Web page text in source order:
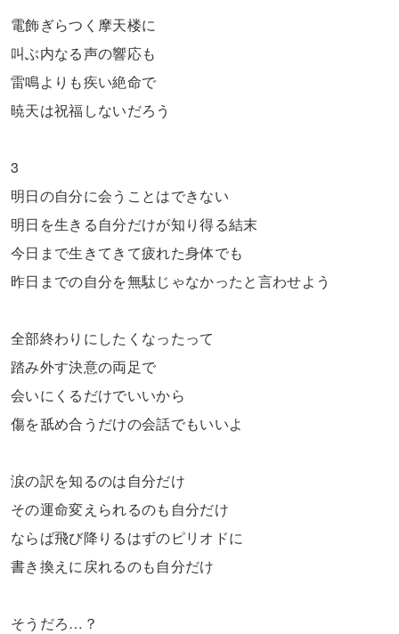
電飾ぎらつく摩天楼に
叫ぶ内なる声の響応も
雷鳴よりも疾い絶命で
暁天は祝福しないだろう
3
明日の自分に会うことはできない
明日を生きる自分だけが知り得る結末
今日まで生きてきて疲れた身体でも
昨日までの自分を無駄じゃなかったと言わせよう
全部終わりにしたくなったって
踏み外す決意の両足で
会いにくるだけでいいから
傷を舐め合うだけの会話でもいいよ
涙の訳を知るのは自分だけ
その運命変えられるのも自分だけ
ならば飛び降りるはずのピリオドに
書き換えに戻れるのも自分だけ
そうだろ…？